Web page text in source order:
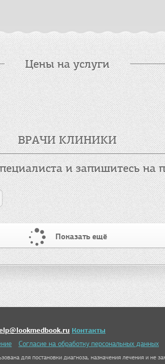
Цены на услуги
ВРАЧИ КЛИНИКИ
и запишитесь на
Показать ещё
Контакты
Согласие на обработку персональных данных
для постановки диагноза, назначения лечения и не